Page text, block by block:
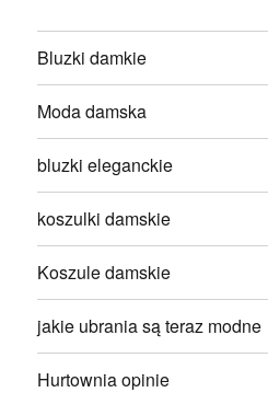
Bluzki damkie
Moda damska
bluzki eleganckie
koszulki damskie
Koszule damskie
jakie ubrania są teraz modne
Hurtownia opinie